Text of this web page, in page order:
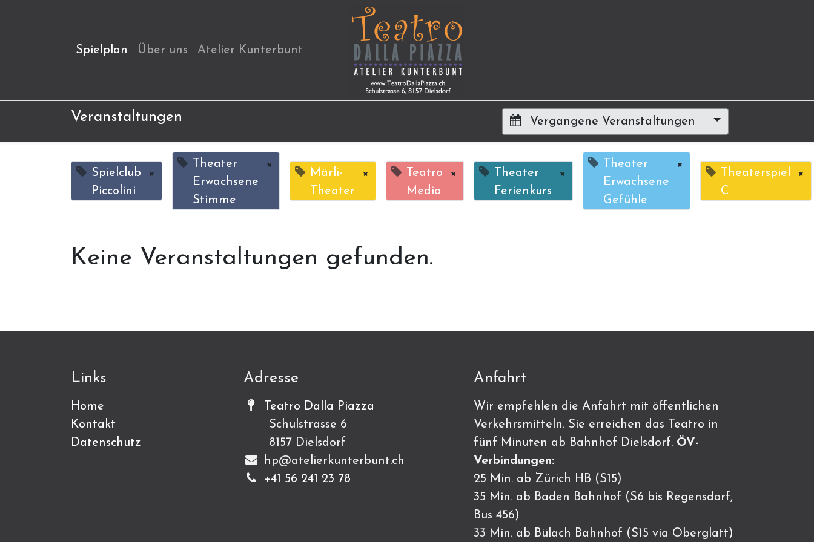
Spielplan Über uns Atelier Kunterbunt
Veranstaltungen Vergangene Veranstaltungen
Spielclub
Piccolini
×
Theater
Erwachsene
Stimme
×
Märli-
Theater
×
Teatro
Medio
×
Theater
Ferienkurs
×
Theater
Erwachsene
Gefühle
×
Theaterspiel
C
×
Keine Veranstaltungen gefunden.
Links
Home
Kontakt
Datenschutz
Adresse
Teatro Dalla Piazza
Schulstrasse 6
8157 Dielsdorf
hp@atelierkunterbunt.ch
+41 56 241 23 78
Anfahrt
Wir empfehlen die Anfahrt mit öffentlichen
Verkehrsmitteln. Sie erreichen das Teatro in
fünf Minuten ab Bahnhof Dielsdorf. ÖV-
Verbindungen:
25 Min. ab Zürich HB (S15)
35 Min. ab Baden Bahnhof (S6 bis Regensdorf,
Bus 456)
33 Min. ab Bülach Bahnhof (S15 via Oberglatt)